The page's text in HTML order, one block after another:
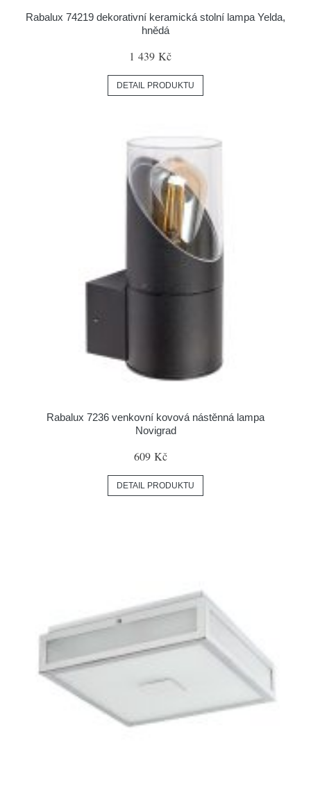
Rabalux 74219 dekorativní keramická stolní lampa Yelda,
hnědá
1 439 Kč
DETAIL PRODUKTU
Rabalux 7236 venkovní kovová nástěnná lampa
Novigrad
609 Kč
DETAIL PRODUKTU